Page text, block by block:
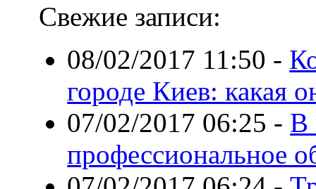
Свежие записи:
08/02/2017 11:50 -
городе Киев: какая
07/02/2017 06:25 - В
профессиональное